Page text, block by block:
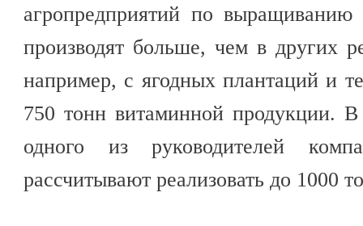
агропредприятий по
производят больше, чем в других
например, с ягодных плантаций и
750 тонн витаминной продукции.
одного из руководителей
рассчитывают реализовать до 1000